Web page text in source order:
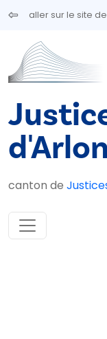
Aller au contenu
aller sur le site
d'Arlon
canton de